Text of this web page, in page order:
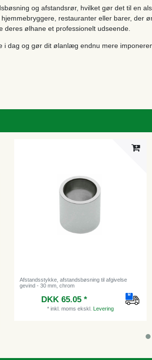
og afstandsrør, hvilket gør det til en
restauranter eller barer, der
deres ølhane et professionelt udseende.
i dag og gør dit ølanlæg endnu mere
Afstandsstykke, afstandsbøsning til afgivelse
gevind - 30 mm, chrom
DKK 65.05 *
* inkl. moms ekskl. Levering